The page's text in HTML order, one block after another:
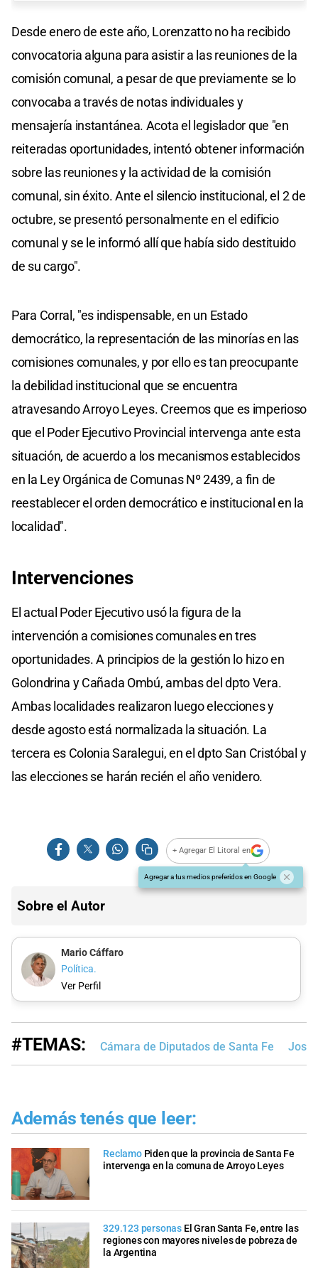
Desde enero de este año, Lorenzatto no ha recibido
convocatoria alguna para asistir a las reuniones de la
comisión comunal, a pesar de que previamente se lo
convocaba a través de notas individuales y
mensajería instantánea. Acota el legislador que "en
reiteradas oportunidades, intentó obtener información
sobre las reuniones y la actividad de la comisión
comunal, sin éxito. Ante el silencio institucional, el 2 de
octubre, se presentó personalmente en el edificio
comunal y se le informó allí que había sido destituido
de su cargo".
Para Corral, "es indispensable, en un Estado
democrático, la representación de las minorías en las
comisiones comunales, y por ello es tan preocupante
la debilidad institucional que se encuentra
atravesando Arroyo Leyes. Creemos que es imperioso
que el Poder Ejecutivo Provincial intervenga ante esta
situación, de acuerdo a los mecanismos establecidos
en la Ley Orgánica de Comunas Nº 2439, a fin de
reestablecer el orden democrático e institucional en la
localidad".
Intervenciones
El actual Poder Ejecutivo usó la figura de la
intervención a comisiones comunales en tres
oportunidades. A principios de la gestión lo hizo en
Golondrina y Cañada Ombú, ambas del dpto Vera.
Ambas localidades realizaron luego elecciones y
desde agosto está normalizada la situación. La
tercera es Colonia Saralegui, en el dpto San Cristóbal y
las elecciones se harán recién el año venidero.
+ Agregar El Litoral en
Agregar a tus medios preferidos en Google
Sobre el Autor
Mario Cáffaro
Política.
Ver Perfil
#TEMAS: Cámara de Diputados de Santa Fe José
Además tenés que leer:
Reclamo Piden que la provincia de Santa Fe
intervenga en la comuna de Arroyo Leyes
329.123 personas El Gran Santa Fe, entre las
regiones con mayores niveles de pobreza de
la Argentina